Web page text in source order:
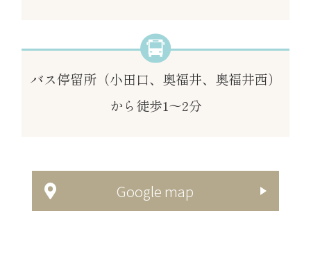
バス停留所（小田口、奥福井、奥福井西）
から徒歩1～2分
Google map